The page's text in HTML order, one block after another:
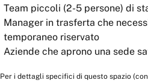
Team piccoli (2-5 persone) di
Manager in trasferta che
temporaneo riservato
Aziende che aprono una sede
Per i dettagli specifici di questo spazio